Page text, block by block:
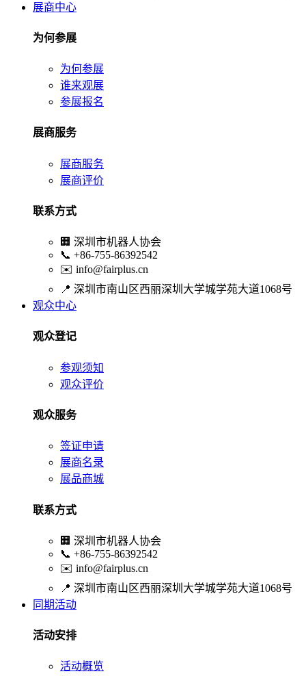
展商中心
为何参展
为何参展
谁来观展
参展报名
展商服务
展商服务
展商评价
联系方式
🏢 深圳市机器人协会
📞 +86-755-86392542
✉️ info@fairplus.cn
📍 深圳市南山区西丽深圳大学城学苑大道1068号
观众中心
观众登记
参观须知
观众评价
观众服务
签证申请
展商名录
展品商城
联系方式
🏢 深圳市机器人协会
📞 +86-755-86392542
✉️ info@fairplus.cn
📍 深圳市南山区西丽深圳大学城学苑大道1068号
同期活动
活动安排
活动概览